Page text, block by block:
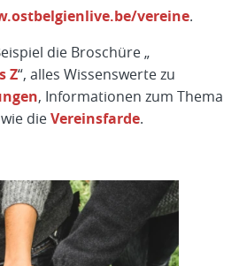
vereine.
die Broschüre „
Z“, alles Wissenswerte zu
, Informationen zum Thema
dieVereinsfarde.